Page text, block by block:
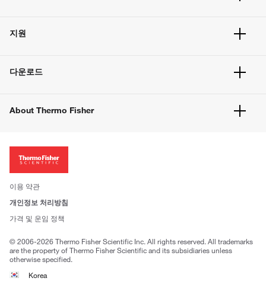
주문 방법
벌크 주문
지원
고객 센터
웹사이트 개선사항
다운로드
About Thermo Fisher
투자자
사회적 책임
브랜드
이용 약관
개인정보 처리방침
가격 및 운임 정책
© 2006-2026 Thermo Fisher Scientific Inc. All rights reserved. All trademarks
are the property of Thermo Fisher Scientific and its subsidiaries unless
otherwise specified.
Korea